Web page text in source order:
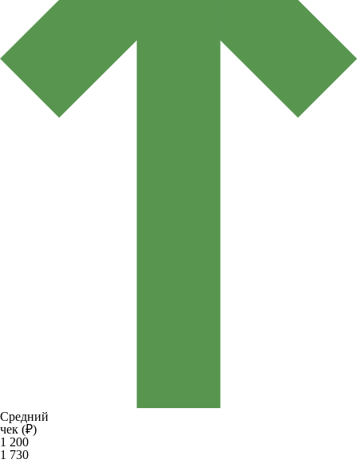
Средний
чек (₽)
1 200
1 730